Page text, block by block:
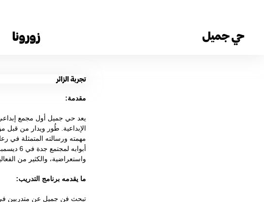
حي جميل زورونا
تجربة الزائر
مقدمة:
يعد حي جميل أول مجمع
الإبداعية. طُور ويدار من قبل
مهمته ورسالته المتمثلة في
واستعراضية، والكثير من
ما يقدمه برنامج التدريب:
تبحث فن جميل عن متدربين